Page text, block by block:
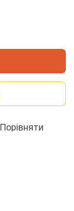
Порівняти